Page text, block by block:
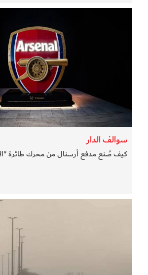
سوالف الدار
كيف صُنع مدفع أرسنال من محرك طائرة